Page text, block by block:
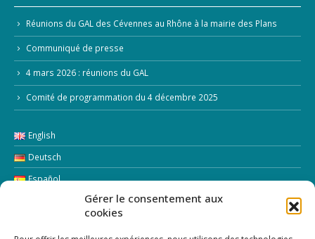
Gérer le consentement aux
cookies
Réunions du GAL des Cévennes au Rhône à la mairie des Plans
Communiqué de presse
4 mars 2026 : réunions du GAL
Comité de programmation du 4 décembre 2025
English
Deutsch
Español